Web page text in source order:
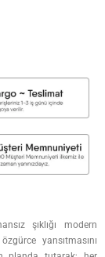
şıklığı modern
yansıtmasını